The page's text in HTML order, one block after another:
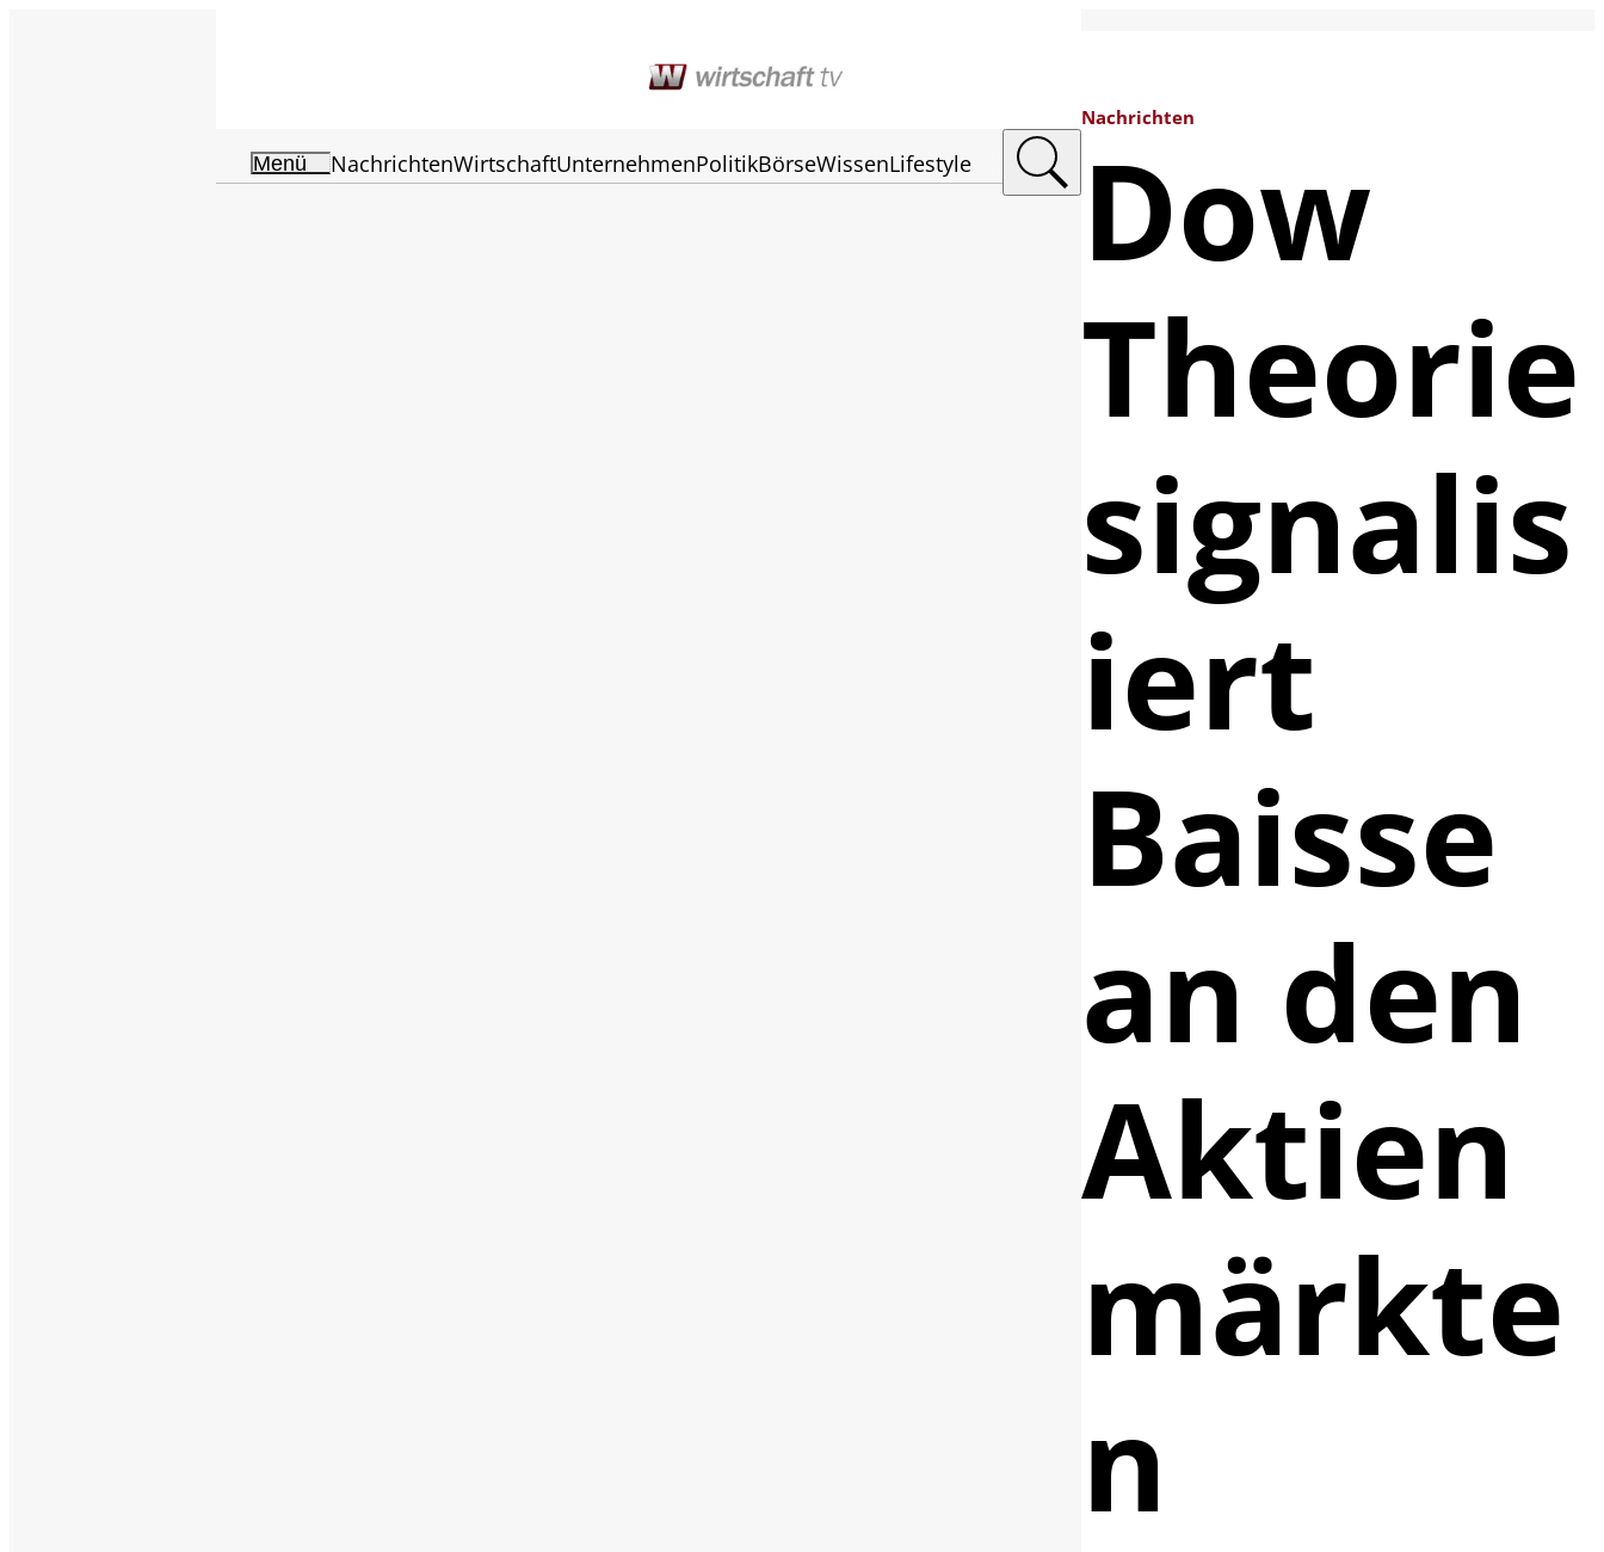
Menü NachrichtenWirtschaftUnternehmenPolitikBörseWissenLifestyle
Nachrichten
Dow
Theorie
signalis
iert
Baisse
an den
Aktien
märkte
n